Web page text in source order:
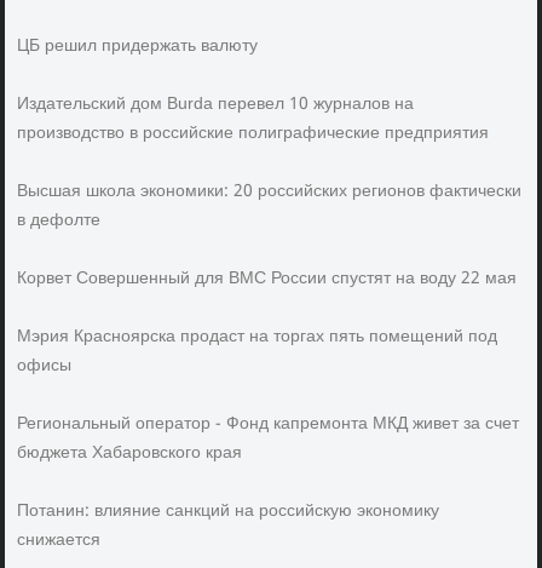
ЦБ решил придержать валюту
Издательский дом Burda перевел 10 журналов на
производство в российские полиграфические предприятия
Высшая школа экономики: 20 российских регионов фактически
в дефолте
Корвет Совершенный для ВМС России спустят на воду 22 мая
Мэрия Красноярска продаст на торгах пять помещений под
офисы
Региональный оператор - Фонд капремонта МКД живет за счет
бюджета Хабаровского края
Потанин: влияние санкций на российскую экономику
снижается